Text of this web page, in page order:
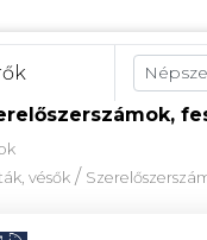
/
vésők